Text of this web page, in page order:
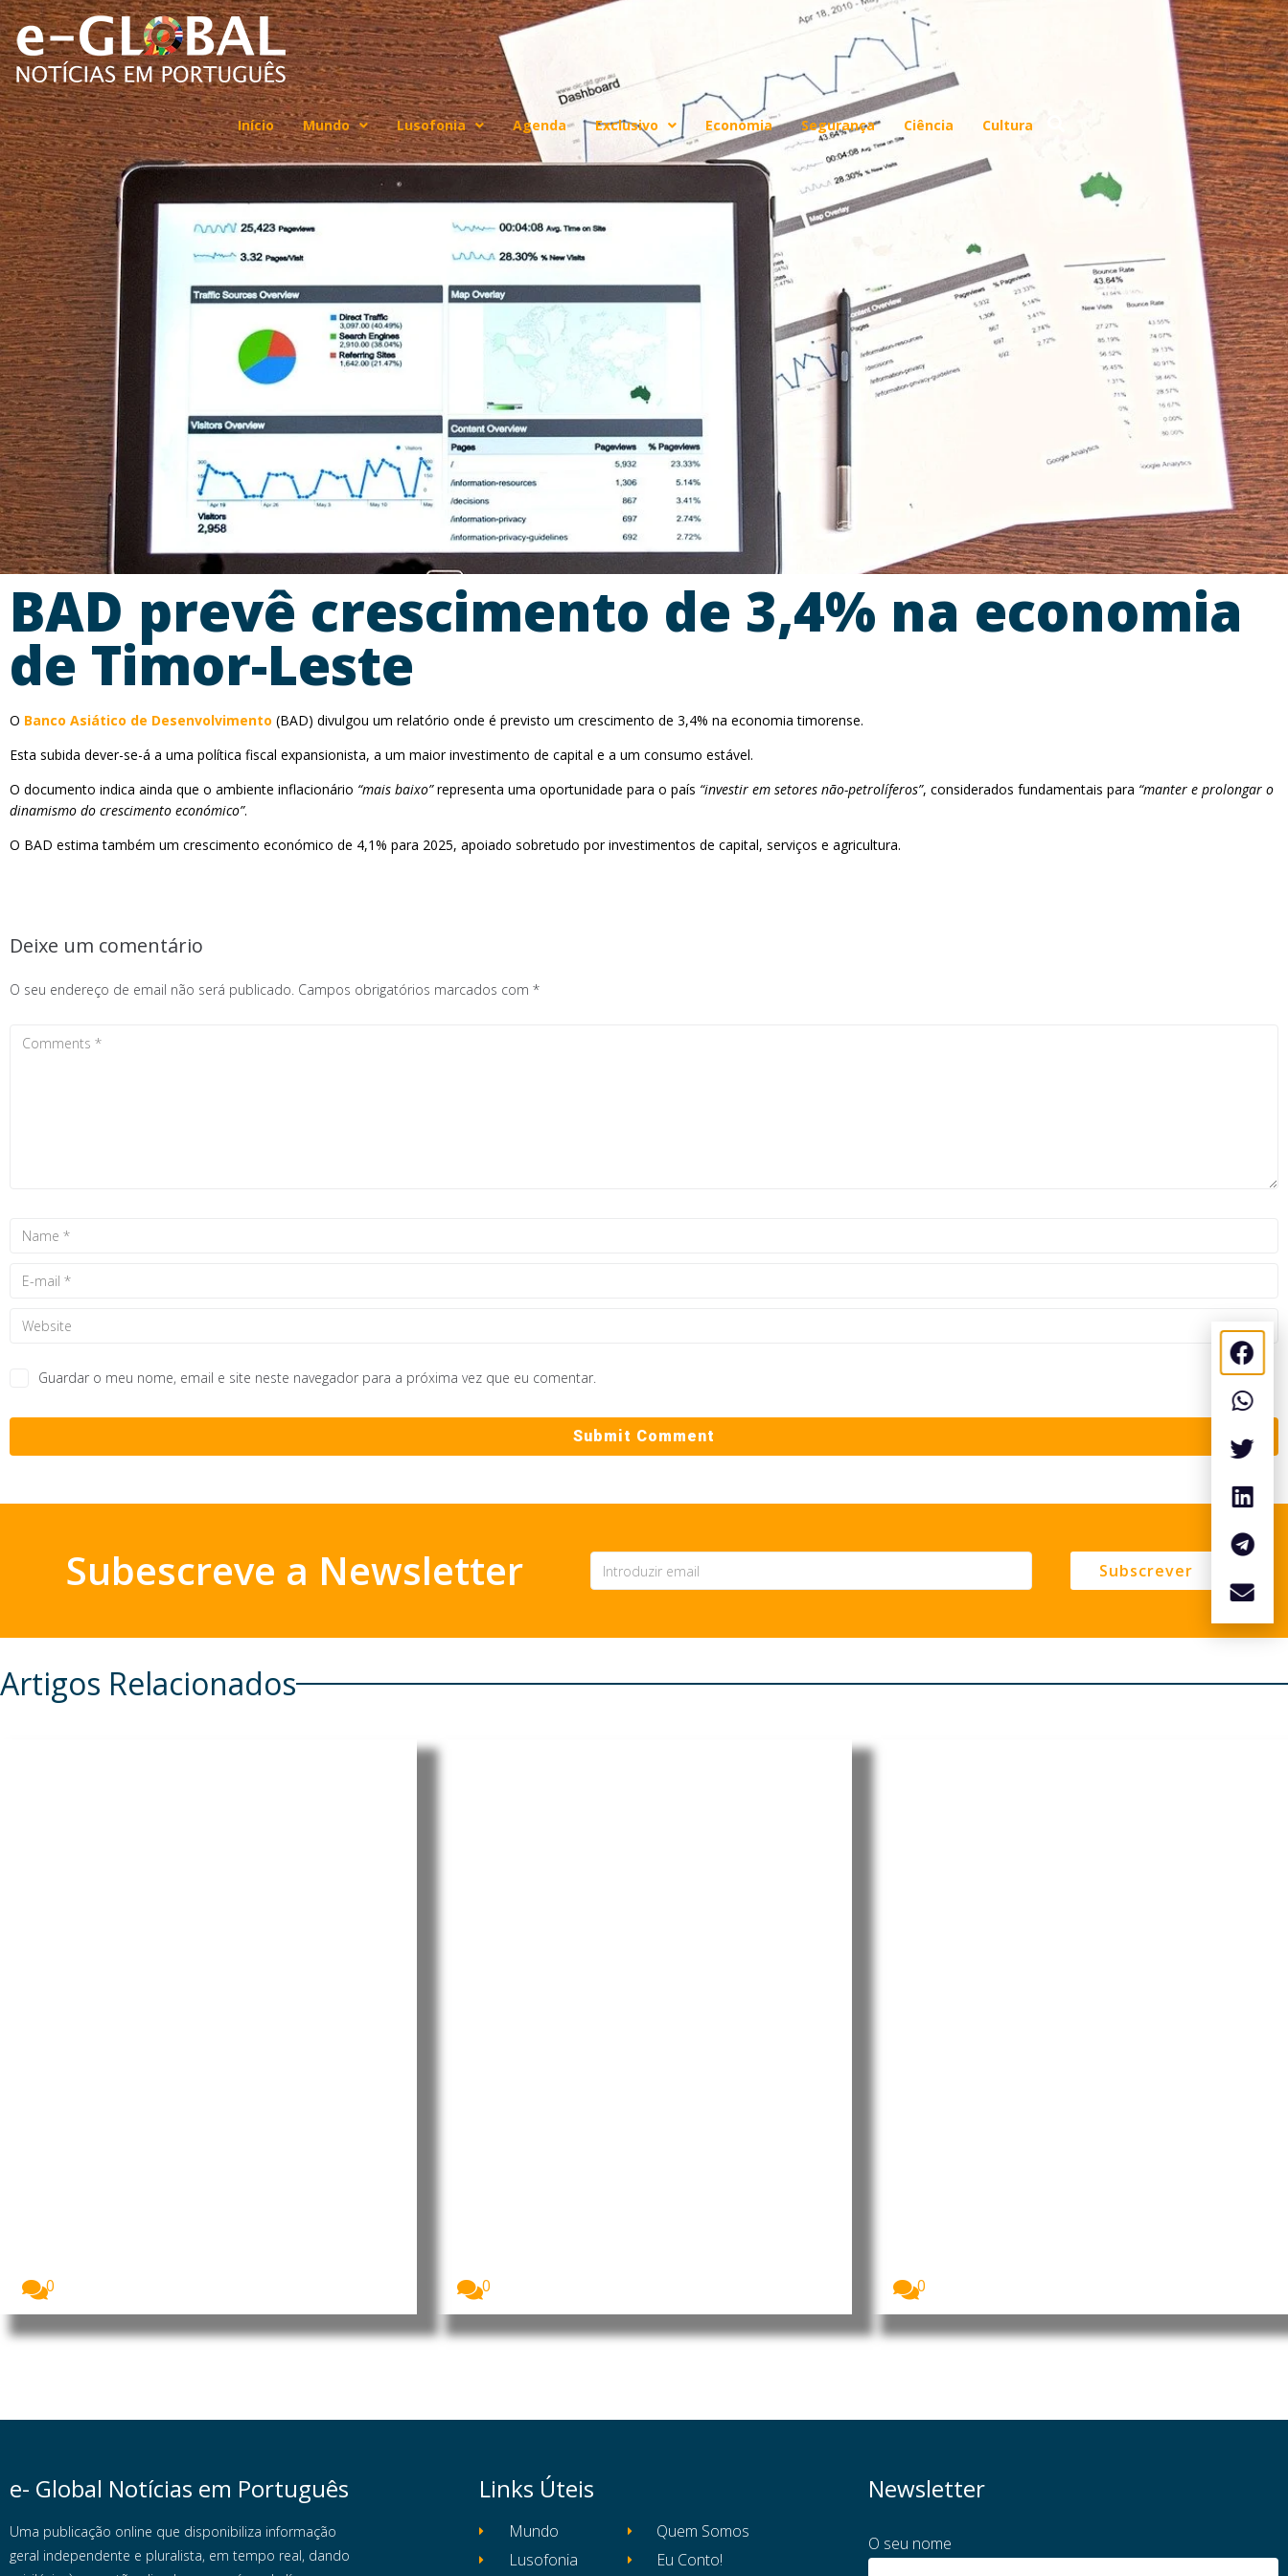
Início Mundo Lusofonia Agenda Exclusivo Economia Segurança Ciência Cultura
BAD prevê crescimento de 3,4% na economia
de Timor-Leste
O Banco Asiático de Desenvolvimento (BAD) divulgou um relatório onde é previsto um crescimento de 3,4% na economia timorense.
Esta subida dever-se-á a uma política fiscal expansionista, a um maior investimento de capital e a um consumo estável.
O documento indica ainda que o ambiente inflacionário “mais baixo”representa uma oportunidade para o país “investir em setores não-petrolíferos”, considerados fundamentais para “manter e prolongar o
dinamismo do crescimento económico”.
O BAD estima também um crescimento económico de 4,1% para 2025, apoiado sobretudo por investimentos de capital, serviços e agricultura.
Deixe um comentário
O seu endereço de email não será publicado. Campos obrigatórios marcados com *
Guardar o meu nome, email e site neste navegador para a próxima vez que eu comentar.
Subescreve a Newsletter Subscrever
Artigos Relacionados
0
0
0
e- Global Notícias em Português
Uma publicação online que disponibiliza informação
geral independente e pluralista, em tempo real, dando
Links Úteis
Mundo
Lusofonia
Quem Somos
Eu Conto!
Newsletter
O seu nome